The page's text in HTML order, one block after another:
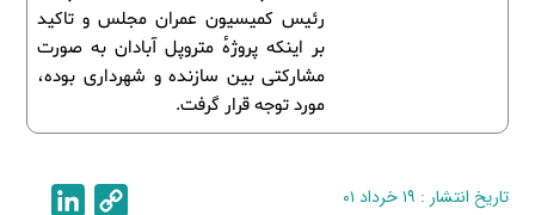
رئیس کمیسیون عمران مجلس و تاکید
بر اینکه پروژۀ متروپل آبادان به صورت
مشارکتی بین سازنده و شهرداری بوده،
مورد توجه قرار گرفت.
تاریخ انتشار : ۱۹ خرداد ۰۱